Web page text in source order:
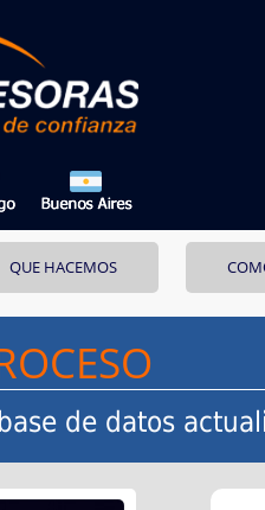
QUE HACEMOS
de datos